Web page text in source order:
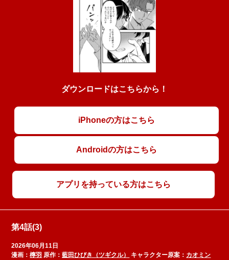
ダウンロードはこちらから！
iPhoneの方はこちら
Androidの方はこちら
アプリを持っている方はこちら
第4話(3)
2026年06月11日
漫画：檸羽 原作：藍田ひびき（ツギクル） キャラクター原案： カオミン